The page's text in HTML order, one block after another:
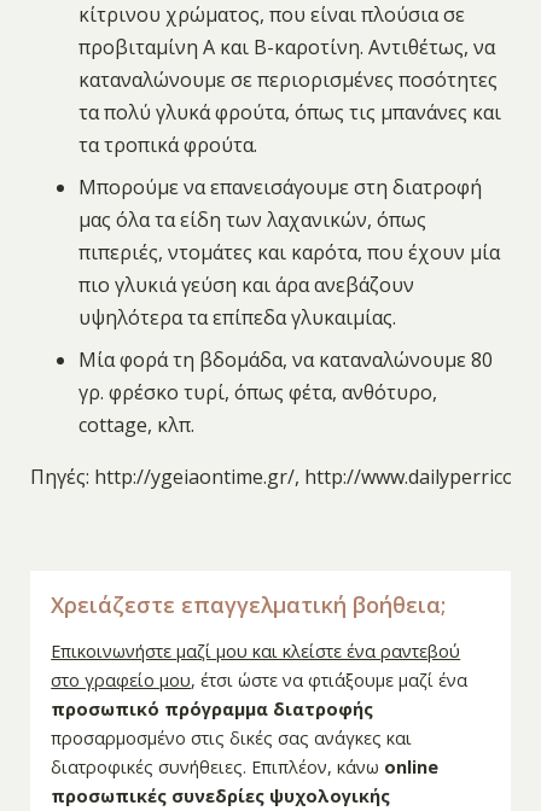
κίτρινου χρώματος, που είναι πλούσια σε
προβιταμίνη Α και Β-καροτίνη. Αντιθέτως, να
καταναλώνουμε σε περιορισμένες ποσότητες
τα πολύ γλυκά φρούτα, όπως τις μπανάνες και
τα τροπικά φρούτα.
Μπορούμε να επανεισάγουμε στη διατροφή
μας όλα τα είδη των λαχανικών, όπως
πιπεριές, ντομάτες και καρότα, που έχουν μία
πιο γλυκιά γεύση και άρα ανεβάζουν
υψηλότερα τα επίπεδα γλυκαιμίας.
Μία φορά τη βδομάδα, να καταναλώνουμε 80
γρ. φρέσκο τυρί, όπως φέτα, ανθότυρο,
cottage, κλπ.
Πηγές: http://ygeiaontime.gr/, http://
Χρειάζεστε επαγγελματική βοήθεια;
Επικοινωνήστε μαζί μου και κλείστε ένα ραντεβού
στο γραφείο μου, έτσι ώστε να φτιάξουμε μαζί ένα
προσωπικό πρόγραμμα διατροφής
προσαρμοσμένο στις δικές σας ανάγκες και
διατροφικές συνήθειες. Επιπλέον, κάνω online
προσωπικές συνεδρίες ψυχολογικής